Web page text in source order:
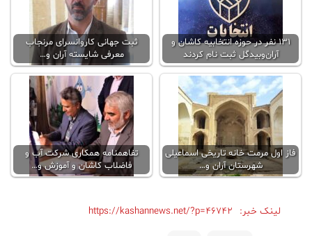
۱۳۱ نفر در حوزه انتخابیه کاشان و
آران‌و‌بیدگل ثبت نام کردند
ثبت جهانی کاروانسرای مرنجاب
معرفی شایسته آران و…
فاز اول مرمت خانه تاریخی اسماعیلی
شهرستان آران و…
تفاهمنامه همکاری شرکت آب و
فاضلاب کاشان و آموزش و…
لینک خبر: https://kashannews.net/?p=46742